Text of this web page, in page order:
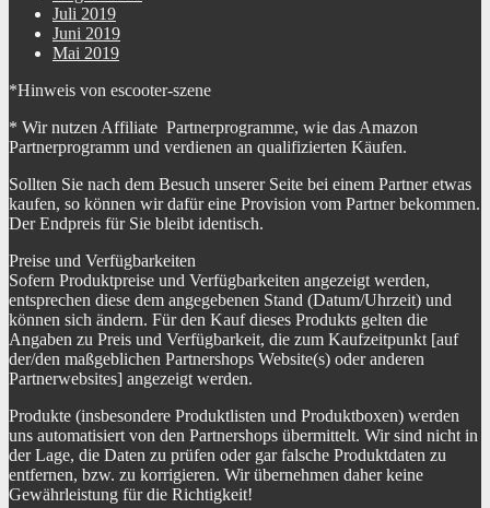
Juli 2019
Juni 2019
Mai 2019
*Hinweis von escooter-szene
* Wir nutzen Affiliate Partnerprogramme, wie das Amazon
Partnerprogramm und verdienen an qualifizierten Käufen.
Sollten Sie nach dem Besuch unserer Seite bei einem Partner etwas
kaufen, so können wir dafür eine Provision vom Partner bekommen.
Der Endpreis für Sie bleibt identisch.
Preise und Verfügbarkeiten
Sofern Produktpreise und Verfügbarkeiten angezeigt werden,
entsprechen diese dem angegebenen Stand (Datum/Uhrzeit) und
können sich ändern. Für den Kauf dieses Produkts gelten die
Angaben zu Preis und Verfügbarkeit, die zum Kaufzeitpunkt [auf
der/den maßgeblichen Partnershops Website(s) oder anderen
Partnerwebsites] angezeigt werden.
Produkte (insbesondere Produktlisten und Produktboxen) werden
uns automatisiert von den Partnershops übermittelt. Wir sind nicht in
der Lage, die Daten zu prüfen oder gar falsche Produktdaten zu
entfernen, bzw. zu korrigieren. Wir übernehmen daher keine
Gewährleistung für die Richtigkeit!